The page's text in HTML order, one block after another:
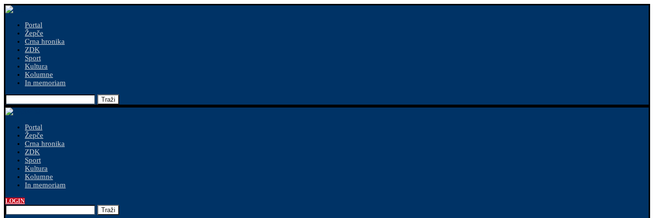
Portal
Žepče
Crna hronika
ZDK
Sport
Kultura
Kolumne
In memoriam
Traži
Portal
Žepče
Crna hronika
ZDK
Sport
Kultura
Kolumne
In memoriam
LOGIN
Traži